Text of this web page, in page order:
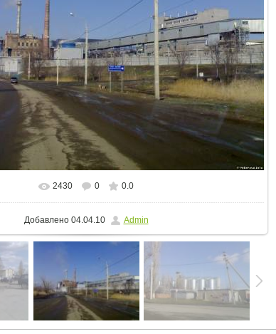
В реальном размере 1500x1125
2430 0 0.0
Добавлено04.04.10 Admin